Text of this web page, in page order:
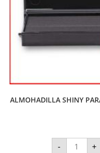
ALMOHADILLA SHINY
- +